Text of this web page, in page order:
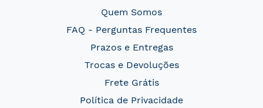
Quem Somos
FAQ - Perguntas Frequentes
Prazos e Entregas
Trocas e Devoluções
Frete Grátis
Política de Privacidade